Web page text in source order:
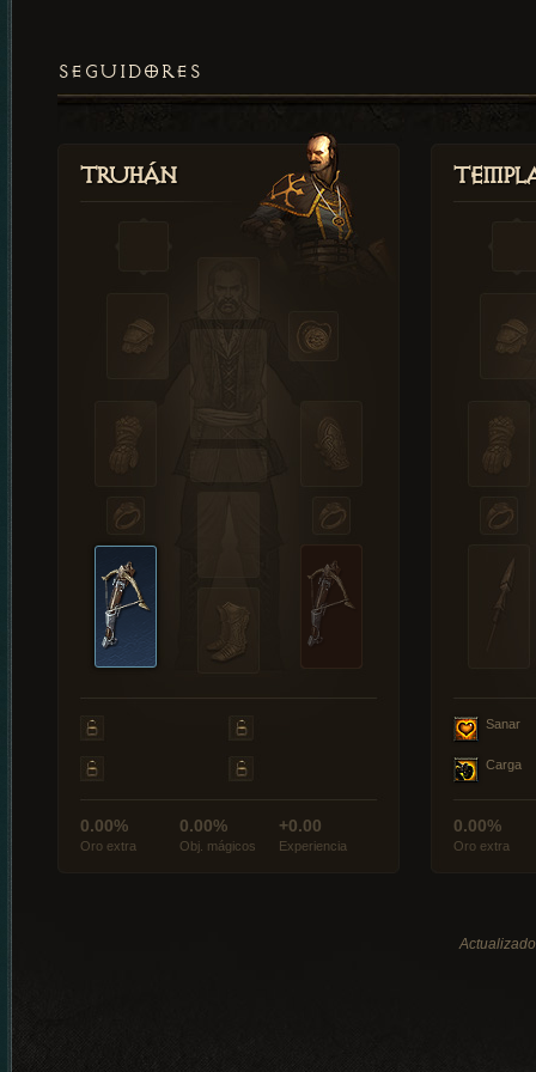
SEGUIDORES
Truhán
0.00%
Oro extra
0.00%
Obj. mágicos
+0.00
Experiencia
Sanar
Carga
0.00%
Oro extra